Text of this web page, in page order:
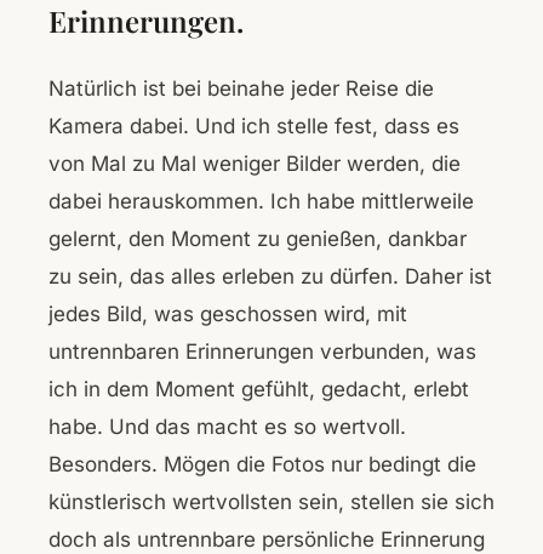
Erinnerungen.
Natürlich ist bei beinahe jeder Reise die
Kamera dabei. Und ich stelle fest, dass es
von Mal zu Mal weniger Bilder werden, die
dabei herauskommen. Ich habe mittlerweile
gelernt, den Moment zu genießen, dankbar
zu sein, das alles erleben zu dürfen. Daher ist
jedes Bild, was geschossen wird, mit
untrennbaren Erinnerungen verbunden, was
ich in dem Moment gefühlt, gedacht, erlebt
habe. Und das macht es so wertvoll.
Besonders. Mögen die Fotos nur bedingt die
künstlerisch wertvollsten sein, stellen sie sich
doch als untrennbare persönliche Erinnerung